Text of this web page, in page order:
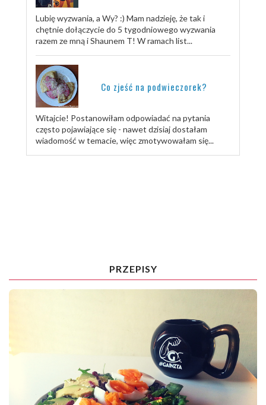
Lubię wyzwania, a Wy? :) Mam nadzieję, że tak i
chętnie dołączycie do 5 tygodniowego wyzwania
razem ze mną i Shaunem T! W ramach list...
Co zjeść na podwieczorek?
Witajcie! Postanowiłam odpowiadać na pytania
często pojawiające się - nawet dzisiaj dostałam
wiadomość w temacie, więc zmotywowałam się...
PRZEPISY